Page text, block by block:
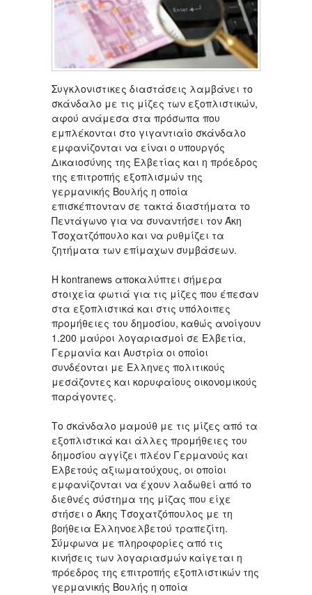
Συγκλονιστικες διαστάσεις λαμβάνει το
σκάνδαλο με τις μίζες των εξοπλιστικών,
αφού ανάμεσα στα πρόσωπα που
εμπλέκονται στο γιγαντιαίο σκάνδαλο
εμφανίζονται να είναι ο υπουργός
Δικαιοσύνης της Ελβετίας και η πρόεδρος
της επιτροπής εξοπλισμών της
γερμανικής Βουλής η οποία
επισκέπτονταν σε τακτά διαστήματα το
Πεντάγωνο για να συναντήσει τον Άκη
Τσοχατζόπουλο και να ρυθμίζει τα
ζητήματα των επίμαχων συμβάσεων.
Η kontranews αποκαλύπτει σήμερα
στοιχεία φωτιά για τις μίζες που έπεσαν
στα εξοπλιστικά και στις υπόλοιπες
προμήθειες του δημοσίου, καθώς ανοίγουν
1.200 μαύροι λογαριασμοί σε Ελβετία,
Γερμανία και Αυστρία οι οποίοι
συνδέονται με Ελληνες πολιτικούς
μεσάζοντες και κορυφαίους οικονομικούς
παράγοντες.
Το σκάνδαλο μαμούθ με τις μίζες από τα
εξοπλιστικά και άλλες προμήθειες του
δημοσίου αγγίζει πλέον Γερμανούς και
Ελβετούς αξιωματούχους, οι οποίοι
εμφανίζονται να έχουν λαδωθεί από το
διεθνές σύστημα της μίζας που είχε
στήσει ο Άκης Τσοχατζόπουλος με τη
βοήθεια Ελληνοελβετού τραπεζίτη.
Σύμφωνα με πληροφορίες από τις
κινήσεις των λογαριασμών καίγεται η
πρόεδρος της επιτροπής εξοπλιστικών της
γερμανικής Βουλής η οποία